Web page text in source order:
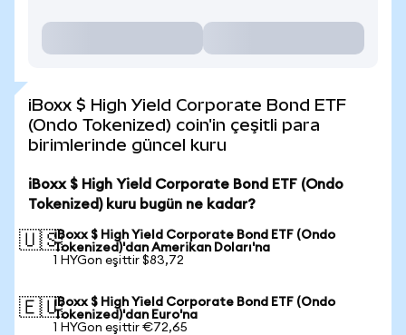
iBoxx $ High Yield Corporate Bond ETF
(Ondo Tokenized) coin'in çeşitli para
birimlerinde güncel kuru
iBoxx $ High Yield Corporate Bond ETF (Ondo
Tokenized) kuru bugün ne kadar?
🇺🇸iBoxx $ High Yield Corporate Bond ETF (Ondo
Tokenized)'dan Amerikan Doları'na
1 HYGon eşittir $83,72
🇪🇺iBoxx $ High Yield Corporate Bond ETF (Ondo
Tokenized)'dan Euro'na
1 HYGon eşittir €72,65